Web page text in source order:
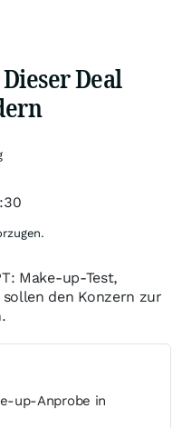
Deal
Make-up-Test,
den Konzern zur
up-Anprobe in